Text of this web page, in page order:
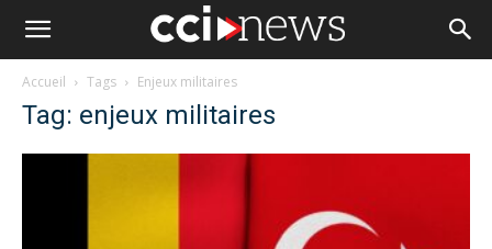
Accueil Tags Enjeux militaires
Tag: enjeux militaires